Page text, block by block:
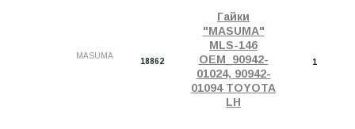
MASUMA
18862
Гайки
"MASUMA"
MLS-146
OEM_90942-
01024, 90942-
01094 TOYOTA
LH
1